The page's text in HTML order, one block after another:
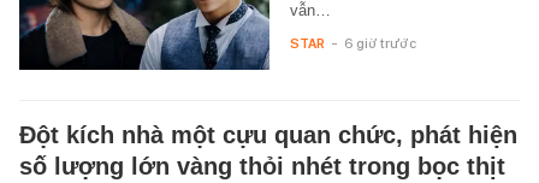
vẫn…
STAR - 6 giờ trước
Đột kích nhà một cựu quan chức, phát hiện
số lượng lớn vàng thỏi nhét trong bọc thịt